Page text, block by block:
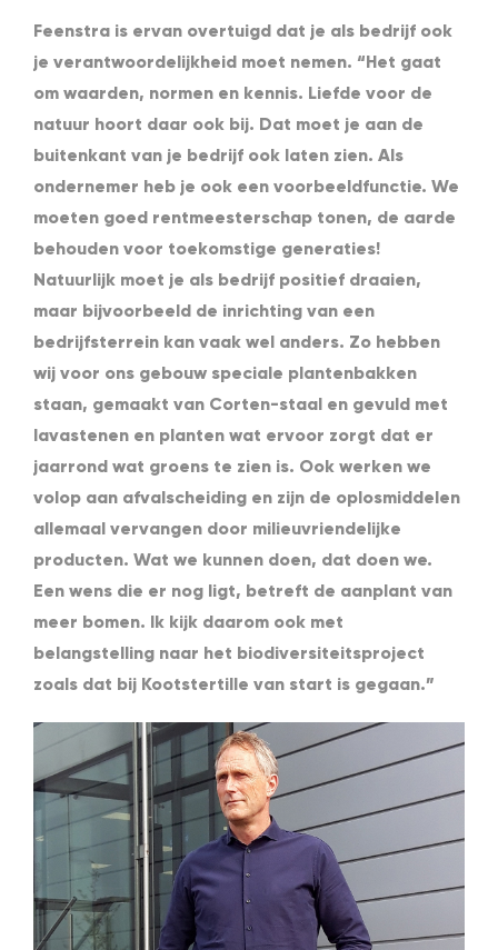
Feenstra is ervan overtuigd dat je als bedrijf ook
je verantwoordelijkheid moet nemen. “Het gaat
om waarden, normen en kennis. Liefde voor de
natuur hoort daar ook bij. Dat moet je aan de
buitenkant van je bedrijf ook laten zien. Als
ondernemer heb je ook een voorbeeldfunctie. We
moeten goed rentmeesterschap tonen, de aarde
behouden voor toekomstige generaties!
Natuurlijk moet je als bedrijf positief draaien,
maar bijvoorbeeld de inrichting van een
bedrijfsterrein kan vaak wel anders. Zo hebben
wij voor ons gebouw speciale plantenbakken
staan, gemaakt van Corten-staal en gevuld met
lavastenen en planten wat ervoor zorgt dat er
jaarrond wat groens te zien is. Ook werken we
volop aan afvalscheiding en zijn de oplosmiddelen
allemaal vervangen door milieuvriendelijke
producten. Wat we kunnen doen, dat doen we.
Een wens die er nog ligt, betreft de aanplant van
meer bomen. Ik kijk daarom ook met
belangstelling naar het biodiversiteitsproject
zoals dat bij Kootstertille van start is gegaan.”